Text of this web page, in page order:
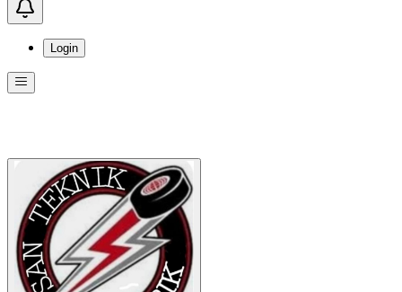
Login
Menu ini berisi navigasi untuk mengakses fitur-fitur di KangPro